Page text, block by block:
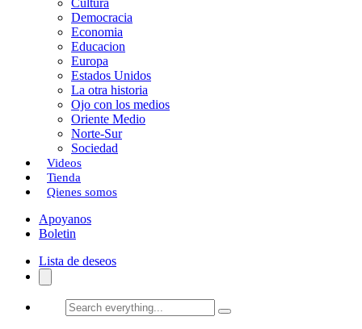
Cultura
Democracia
Economia
Educacion
Europa
Estados Unidos
La otra historia
Ojo con los medios
Oriente Medio
Norte-Sur
Sociedad
Videos
Tienda
Qienes somos
Apoyanos
Boletin
Lista de deseos
Search
everything...